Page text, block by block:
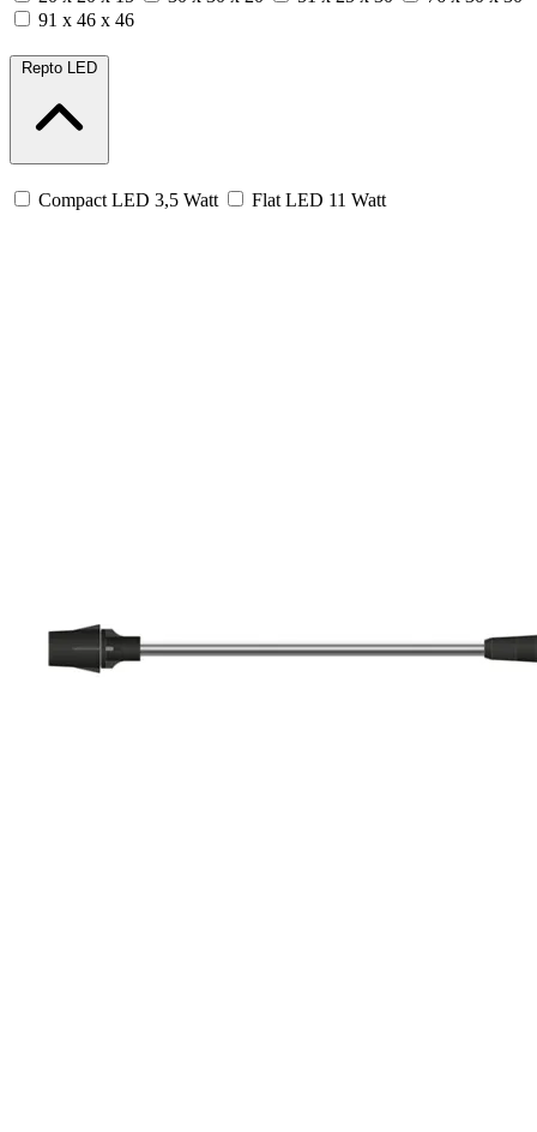
91 x 46 x 46
Repto LED
Compact LED 3,5 Watt Flat LED 11 Watt